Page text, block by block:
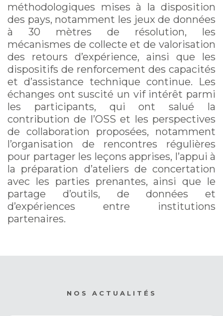
méthodologiques mises à la disposition
des pays, notamment les jeux de données
à 30 mètres de résolution, les
mécanismes de collecte et de valorisation
des retours d’expérience, ainsi que les
dispositifs de renforcement des capacités
et d’assistance technique continue. Les
échanges ont suscité un vif intérêt parmi
les participants, qui ont salué la
contribution de l’OSS et les perspectives
de collaboration proposées, notamment
l’organisation de rencontres régulières
pour partager les leçons apprises, l’appui à
la préparation d’ateliers de concertation
avec les parties prenantes, ainsi que le
partage d’outils, de données et
d’expériences entre institutions
partenaires.
NOS ACTUALITÉS